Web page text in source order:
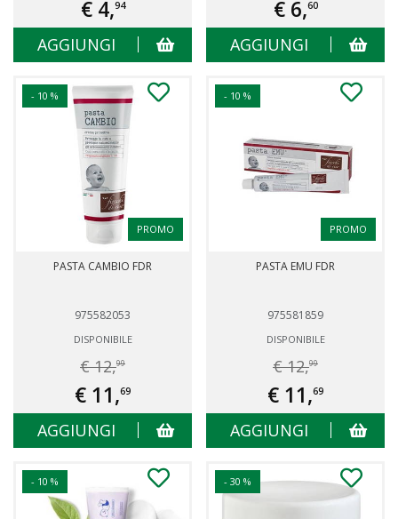
€ 4,94
AGGIUNGI
€ 6,60
AGGIUNGI
- 10 %
PROMO
PASTA CAMBIO FDR
975582053
DISPONIBILE
€ 12,99
€ 11,69
AGGIUNGI
- 10 %
PROMO
PASTA EMU FDR
975581859
DISPONIBILE
€ 12,99
€ 11,69
AGGIUNGI
- 10 % - 30 %